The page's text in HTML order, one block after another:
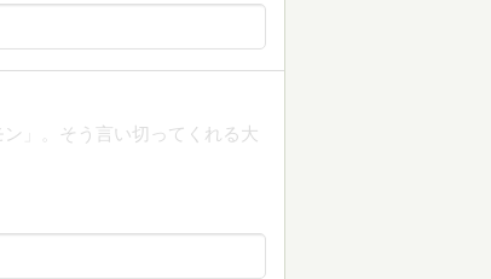
」。そう言い切ってくれる大